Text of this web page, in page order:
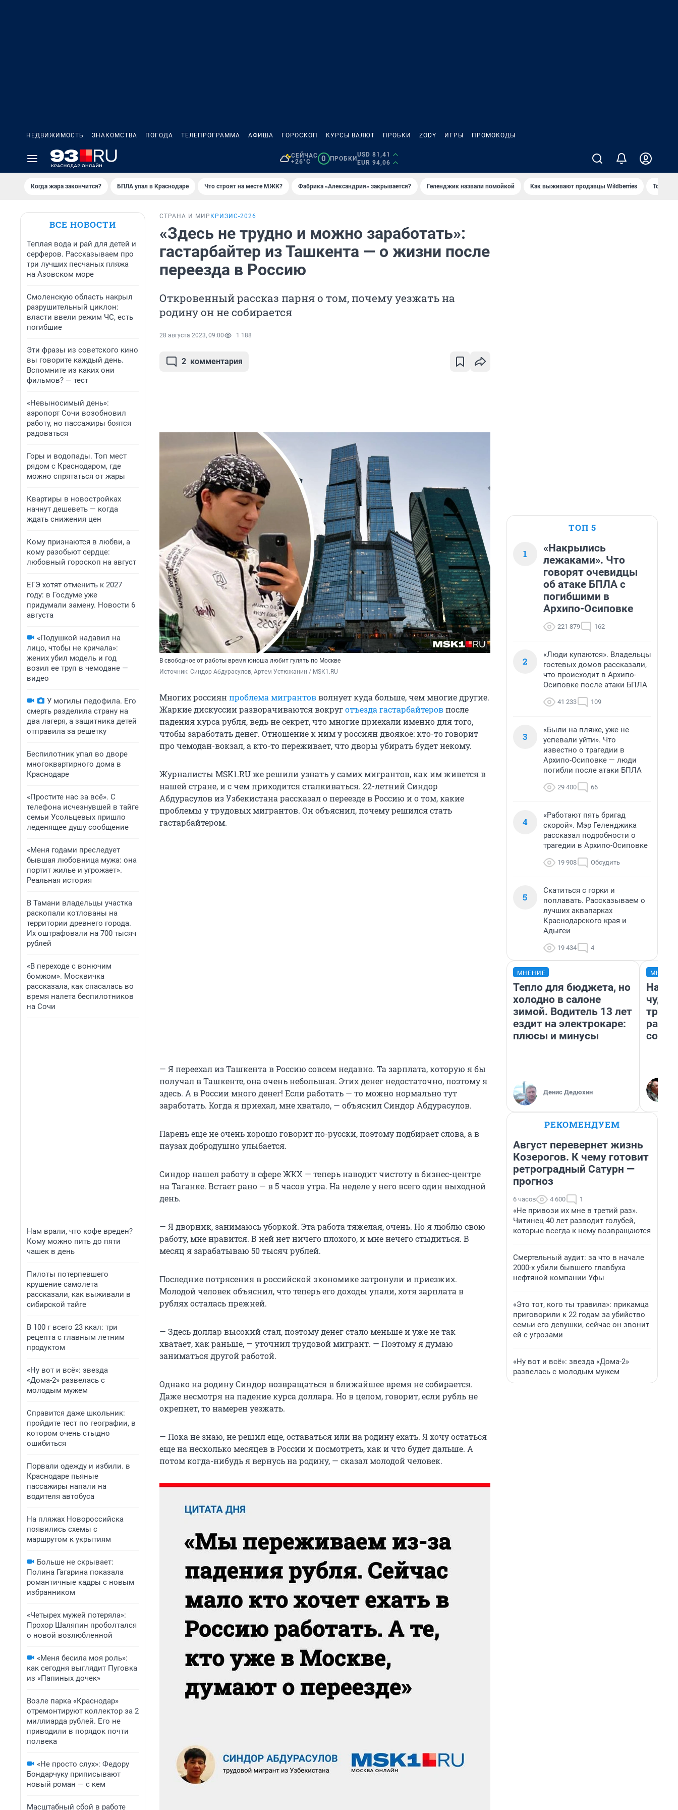
НЕДВИЖИМОСТЬ ЗНАКОМСТВА ПОГОДА ТЕЛЕПРОГРАММА АФИША ГОРОСКОП КУРСЫ ВАЛЮТ ПРОБКИ ZODY ИГРЫ ПРОМОКОДЫ
СЕЙЧАС
+26°C
0 ПРОБКИ
USD 81,41
EUR 94,06
Когда жара закончится? БПЛА упал в Краснодаре Что строят на месте МЖК? Фабрика «Александрия» закрывается? Геленджик назвали помойкой Как выживают продавцы Wildberries Топ
ВСЕ НОВОСТИ
Теплая вода и рай для детей и
серферов. Рассказываем про
три лучших песчаных пляжа
на Азовском море
Смоленскую область накрыл
разрушительный циклон:
власти ввели режим ЧС, есть
погибшие
Эти фразы из советского кино
вы говорите каждый день.
Вспомните из каких они
фильмов? — тест
«Невыносимый день»:
аэропорт Сочи возобновил
работу, но пассажиры боятся
радоваться
Горы и водопады. Топ мест
рядом с Краснодаром, где
можно спрятаться от жары
Квартиры в новостройках
начнут дешеветь — когда
ждать снижения цен
Кому признаются в любви, а
кому разобьют сердце:
любовный гороскоп на август
ЕГЭ хотят отменить к 2027
году: в Госдуме уже
придумали замену. Новости 6
августа
«Подушкой надавил на
лицо, чтобы не кричала»:
жених убил модель и год
возил ее труп в чемодане —
видео
У могилы педофила. Его
смерть разделила страну на
два лагеря, а защитника детей
отправила за решетку
Беспилотник упал во дворе
многоквартирного дома в
Краснодаре
«Простите нас за всё». С
телефона исчезнувшей в тайге
семьи Усольцевых пришло
леденящее душу сообщение
«Меня годами преследует
бывшая любовница мужа: она
портит жилье и угрожает».
Реальная история
В Тамани владельцы участка
раскопали котлованы на
территории древнего города.
Их оштрафовали на 700 тысяч
рублей
«В переходе с вонючим
бомжом». Москвичка
рассказала, как спасалась во
время налета беспилотников
на Сочи
Нам врали, что кофе вреден?
Кому можно пить до пяти
чашек в день
Пилоты потерпевшего
крушение самолета
рассказали, как выживали в
сибирской тайге
В 100 г всего 23 ккал: три
рецепта с главным летним
продуктом
«Ну вот и всё»: звезда
«Дома-2» развелась с
молодым мужем
Справится даже школьник:
пройдите тест по географии, в
котором очень стыдно
ошибиться
Порвали одежду и избили. в
Краснодаре пьяные
пассажиры напали на
водителя автобуса
На пляжах Новороссийска
появились схемы с
маршрутом к укрытиям
Больше не скрывает:
Полина Гагарина показала
романтичные кадры с новым
избранником
«Четырех мужей потеряла»:
Прохор Шаляпин проболтался
о новой возлюбленной
«Меня бесила моя роль»:
как сегодня выглядит Пуговка
из «Папиных дочек»
Возле парка «Краснодар»
отремонтируют коллектор за 2
миллиарда рублей. Его не
приводили в порядок почти
полвека
«Не просто слух»: Федору
Бондарчуку приписывают
новый роман — с кем
Масштабный сбой в работе
СТРАНА И МИР КРИЗИС-2026
«Здесь не трудно и можно заработать»:
гастарбайтер из Ташкента — о жизни после
переезда в Россию
Откровенный рассказ парня о том, почему уезжать на
родину он не собирается
28 августа 2023, 09:00 1 188
2 комментария
В свободное от работы время юноша любит гулять по Москве
Источник: Синдор Абдурасулов, Артем Устюжанин / MSK1.RU
Многих россиянпроблема мигрантовволнует куда больше, чем многие другие.
Жаркие дискуссии разворачиваются вокруготъезда гастарбайтеровпосле
падения курса рубля, ведь не секрет, что многие приехали именно для того,
чтобы заработать денег. Отношение к ним у россиян двоякое: кто-то говорит
про чемодан-вокзал, а кто-то переживает, что дворы убирать будет некому.
Журналисты MSK1.RU же решили узнать у самих мигрантов, как им живется в
нашей стране, и с чем приходится сталкиваться. 22-летний Синдор
Абдурасулов из Узбекистана рассказал о переезде в Россию и о том, какие
проблемы у трудовых мигрантов. Он объяснил, почему решился стать
гастарбайтером.
— Я переехал из Ташкента в Россию совсем недавно. Та зарплата, которую я бы
получал в Ташкенте, она очень небольшая. Этих денег недостаточно, поэтому я
здесь. А в России много денег! Если работать — то можно нормально тут
заработать. Когда я приехал, мне хватало, — объяснил Синдор Абдурасулов.
Парень еще не очень хорошо говорит по-русски, поэтому подбирает слова, а в
паузах добродушно улыбается.
Синдор нашел работу в сфере ЖКХ — теперь наводит чистоту в бизнес-центре
на Таганке. Встает рано — в 5 часов утра. На неделе у него всего один выходной
день.
— Я дворник, занимаюсь уборкой. Эта работа тяжелая, очень. Но я люблю свою
работу, мне нравится. В ней нет ничего плохого, и мне нечего стыдиться. В
месяц я зарабатываю 50 тысяч рублей.
Последние потрясения в российской экономике затронули и приезжих.
Молодой человек объяснил, что теперь его доходы упали, хотя зарплата в
рублях осталась прежней.
— Здесь доллар высокий стал, поэтому денег стало меньше и уже не так
хватает, как раньше, — уточнил трудовой мигрант. — Поэтому я думаю
заниматься другой работой.
Однако на родину Синдор возвращаться в ближайшее время не собирается.
Даже несмотря на падение курса доллара. Но в целом, говорит, если рубль не
окрепнет, то намерен уезжать.
— Пока не знаю, не решил еще, оставаться или на родину ехать. Я хочу остаться
еще на несколько месяцев в России и посмотреть, как и что будет дальше. А
потом когда-нибудь я вернусь на родину, — сказал молодой человек.
ТОП 5
1
«Накрылись
лежаками». Что
говорят очевидцы
об атаке БПЛА с
погибшими в
Архипо-Осиповке
221 879 162
2
«Люди купаются». Владельцы
гостевых домов рассказали,
что происходит в Архипо-
Осиповке после атаки БПЛА
41 233 109
3
«Были на пляже, уже не
успевали уйти». Что
известно о трагедии в
Архипо-Осиповке — люди
погибли после атаки БПЛА
29 400 66
4
«Работают пять бригад
скорой». Мэр Геленджика
рассказал подробности о
трагедии в Архипо-Осиповке
19 908 Обсудить
5
Скатиться с горки и
поплавать. Рассказываем о
лучших аквапарках
Краснодарского края и
Адыгеи
19 434 4
МНЕНИЕ
Тепло для бюджета, но
холодно в салоне
зимой. Водитель 13 лет
ездит на электрокаре:
плюсы и минусы
Денис Дедюхин
РЕКОМЕНДУЕМ
Август перевернет жизнь
Козерогов. К чему готовит
ретроградный Сатурн —
прогноз
6 часов 4 600 1
«Не привози их мне в третий раз».
Читинец 40 лет разводит голубей,
которые всегда к нему возвращаются
Смертельный аудит: за что в начале
2000-х убили бывшего главбуха
нефтяной компании Уфы
«Это тот, кого ты травила»: прикамца
приговорили к 22 годам за убийство
семьи его девушки, сейчас он звонит
ей с угрозами
«Ну вот и всё»: звезда «Дома-2»
развелась с молодым мужем